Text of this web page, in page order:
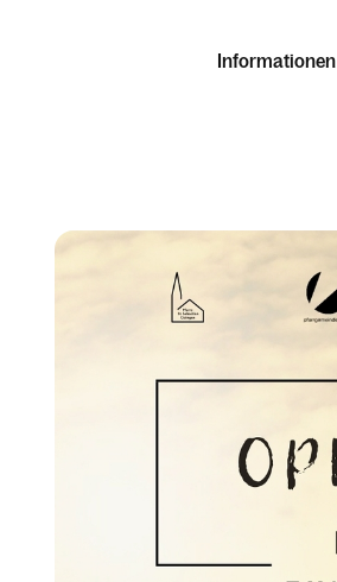
Informationen